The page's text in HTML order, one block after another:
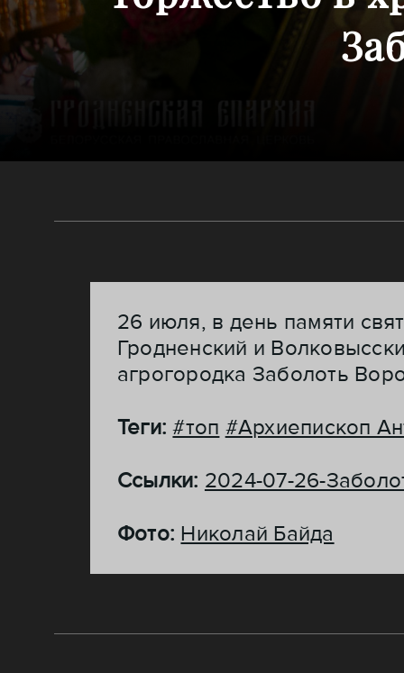
26 июля, в день памяти
Гродненский и
агрогородка Заболоть
Теги:#топ #Архиепископ
Ссылки: 2024-07-26-
Фото: Николай Байда